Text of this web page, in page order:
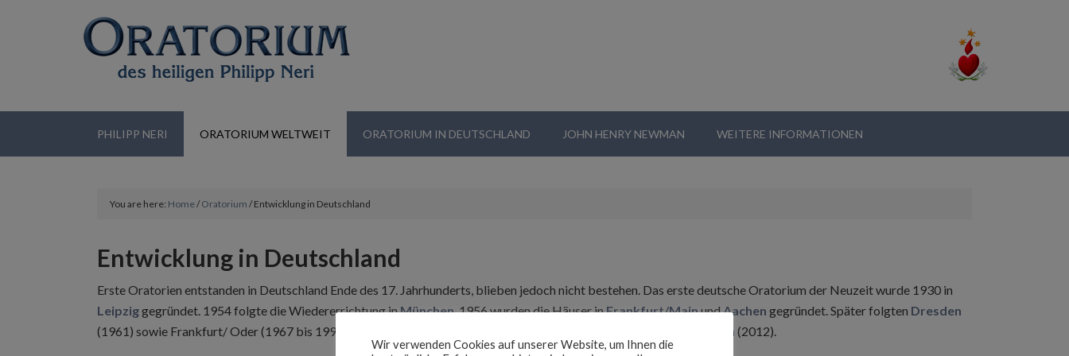
PHILIPP NERI ORATORIUM WELTWEIT ORATORIUM IN DEUTSCHLAND JOHN HENRY NEWMAN WEITERE INFORMATIONEN
You are here: Home/ Oratorium /Entwicklung in Deutschland
Entwicklung in Deutschland
Erste Oratorien entstanden in Deutschland Ende des 17. Jahrhunderts, blieben jedoch nicht bestehen. Das erste deutsche Oratorium der Neuzeit wurde 1930 in
Leipziggegründet. 1954 folgte die Wiedererrichtung inMünchen, 1956 wurden die Häuser inFrankfurt/MainundAachen gegründet. Später folgten Dresden
(1961) sowie Frankfurt/ Oder (1967 bis 1994),
Aufhausen (2012).
Wir verwenden Cookies auf unserer Website, um Ihnen die